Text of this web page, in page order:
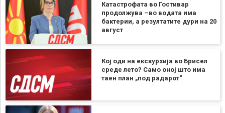
Катастрофата во Гостивар
продолжува –во водата има
бактерии, а резултатите дури на 20
август
Кој оди на екскурзија во Брисел
среде лето? Само оној што има
таен план „под радарот“